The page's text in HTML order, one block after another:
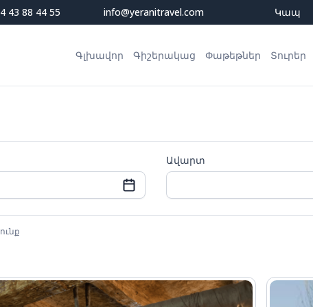
43 88 44 55 info@yeranitravel.com Կապ
Գլխավոր Գիշերակաց Փաթեթներ Տուրեր
27 28 29 30 31 1
Ավարտ
26 27 28 29